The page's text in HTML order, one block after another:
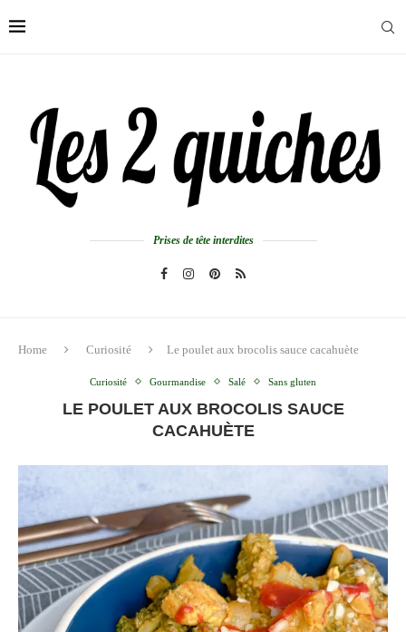
Prises de tête interdites
Home Curiosité Le poulet aux brocolis sauce cacahuète
Curiosité Gourmandise Salé Sans gluten
LE POULET AUX BROCOLIS SAUCE
CACAHUÈTE